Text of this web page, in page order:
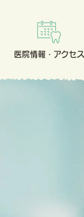
医院情報・アクセス